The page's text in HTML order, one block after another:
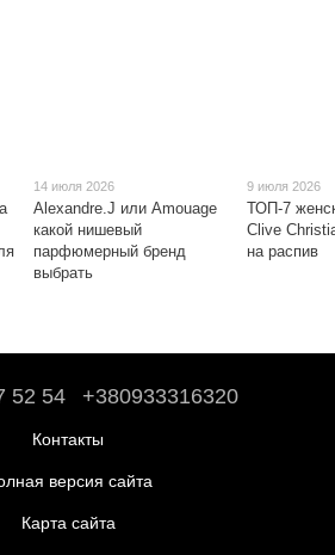
14 июля 2026
Alexandre.J или Amouage
какой нишевый
парфюмерный бренд
выбрать
9 июля 2026
ТОП-7
Clive
на распив
52 54 +380933316320
Контакты
версия сайта
Карта сайта